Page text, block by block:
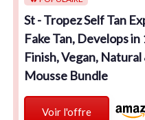
St - Tropez Self Tan
Fake Tan, Develops
Finish, Vegan,
Mousse Bundle
Voir l'offre